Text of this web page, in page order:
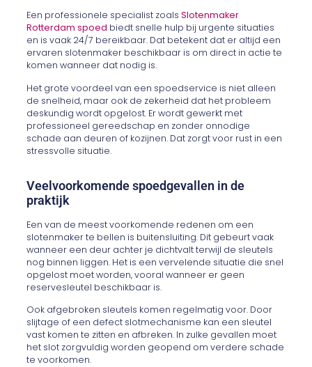
Een professionele specialist zoalsSlotenmaker
Rotterdam spoed biedt snelle hulp bij urgente situaties
en is vaak 24/7 bereikbaar. Dat betekent dat er altijd een
ervaren slotenmaker beschikbaar is om direct in actie te
komen wanneer dat nodig is.
Het grote voordeel van een spoedservice is niet alleen
de snelheid, maar ook de zekerheid dat het probleem
deskundig wordt opgelost. Er wordt gewerkt met
professioneel gereedschap en zonder onnodige
schade aan deuren of kozijnen. Dat zorgt voor rust in een
stressvolle situatie.
Veelvoorkomende spoedgevallen in de
praktijk
Een van de meest voorkomende redenen om een
slotenmaker te bellen is buitensluiting. Dit gebeurt vaak
wanneer een deur achter je dichtvalt terwijl de sleutels
nog binnen liggen. Het is een vervelende situatie die snel
opgelost moet worden, vooral wanneer er geen
reservesleutel beschikbaar is.
Ook afgebroken sleutels komen regelmatig voor. Door
slijtage of een defect slotmechanisme kan een sleutel
vast komen te zitten en afbreken. In zulke gevallen moet
het slot zorgvuldig worden geopend om verdere schade
te voorkomen.